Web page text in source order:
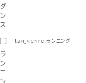
ダ
ン
ス
tag_genre:ランニング
ラ
ン
ニ